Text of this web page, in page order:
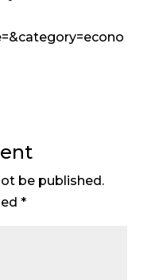
be published.
*